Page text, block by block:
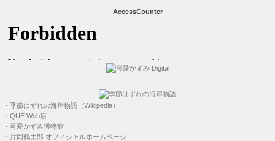
AccessCounter
・ 季節はずれの海岸物語（Wikipedia）
・ QUE Web店
・ 可愛かずみ博物館
・ 片岡鶴太郎 オフィシャルホームページ